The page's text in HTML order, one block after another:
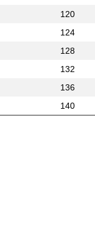
120
124
128
132
136
140